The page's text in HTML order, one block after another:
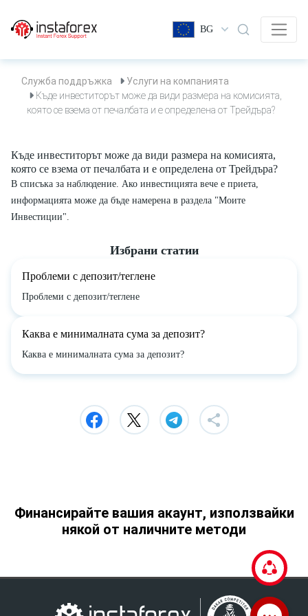
BG
Служба поддръжка
Услуги на компанията
Къде инвеститорът може да види размера на комисията,
която се взема от печалбата и е определена от Трейдъра?
Къде инвеститорът може да види размера на комисията,
която се взема от печалбата и е определена от Трейдъра?
В списъка за наблюдение. Ако инвестицията вече е приета,
информацията може да бъде намерена в раздела "Моите
Инвестиции".
Избрани статии
Проблеми с депозит/теглене
Проблеми с депозит/теглене
Каква е минималната сума за депозит?
Каква е минималната сума за депозит?
Финансирайте вашия акаунт, използвайки
някой от наличните методи